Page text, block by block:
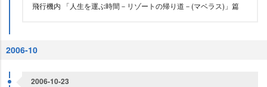
飛行機内 「人生を運ぶ時間－リゾートの帰り道－(マベラス)」篇
2006-10
2006-10-23